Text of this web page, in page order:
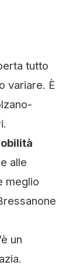
tutto
variare. È
alle
meglio
un